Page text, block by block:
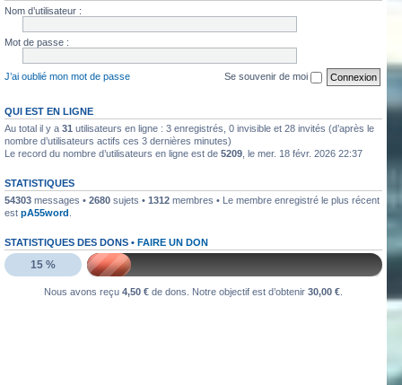
Salut Jero, merci de ta réponse je vais faire ça
Bethoven tu peux te présenter et créer un topic pour ton sujet, il se
verra plus facilement que dans le chat
labbethoven•18 mars 2024, 18:32
Hello, des fans d'Alsace Village ? C'est quoi votre record avec une
550PP à peu près ?
Nom d’utilisateur :
Mot de passe :
J’ai oublié mon mot de passe Se souvenir de moi
QUI EST EN LIGNE
Au total il y a 31 utilisateurs en ligne : 3 enregistrés, 0 invisible et 28 invités (d’après le
nombre d’utilisateurs actifs ces 3 dernières minutes)
Le record du nombre d’utilisateurs en ligne est de 5209 , le mer. 18 févr. 2026 22:37
STATISTIQUES
54303 messages • 2680 sujets • 1312 membres • Le membre enregistré le plus récent
est pA55word
STATISTIQUES DES DONS • FAIRE UN DON
15 %
Nous avons reçu4,50 € de dons. Notre objectif est d’obtenir30,00 €